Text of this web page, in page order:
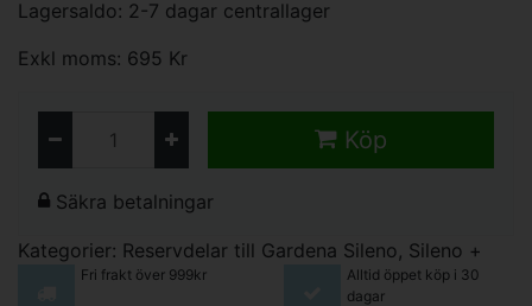
Lagersaldo: 2-7 dagar centrallager
Exkl moms: 695 Kr
Köp
Säkra betalningar
Kategorier: Reservdelar till Gardena Sileno, Sileno +
Fri frakt över 999kr
Alltid öppet köp i 30
dagar